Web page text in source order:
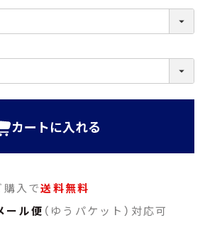
カートに入れる
購入で送料無料
ール便 （ゆうパケット）対応可